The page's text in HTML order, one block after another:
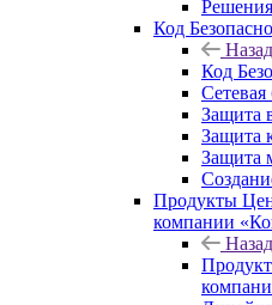
Код
Назад
Код
Сетевая
Защита
Защита
Защита
Продукты
компании
Назад